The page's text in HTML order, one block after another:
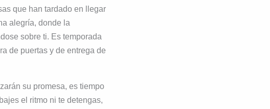
que han tardado en llegar
alegría, donde la
sobre ti. Es temporada
de puertas y de entrega de
su promesa, es tiempo
el ritmo ni te detengas,